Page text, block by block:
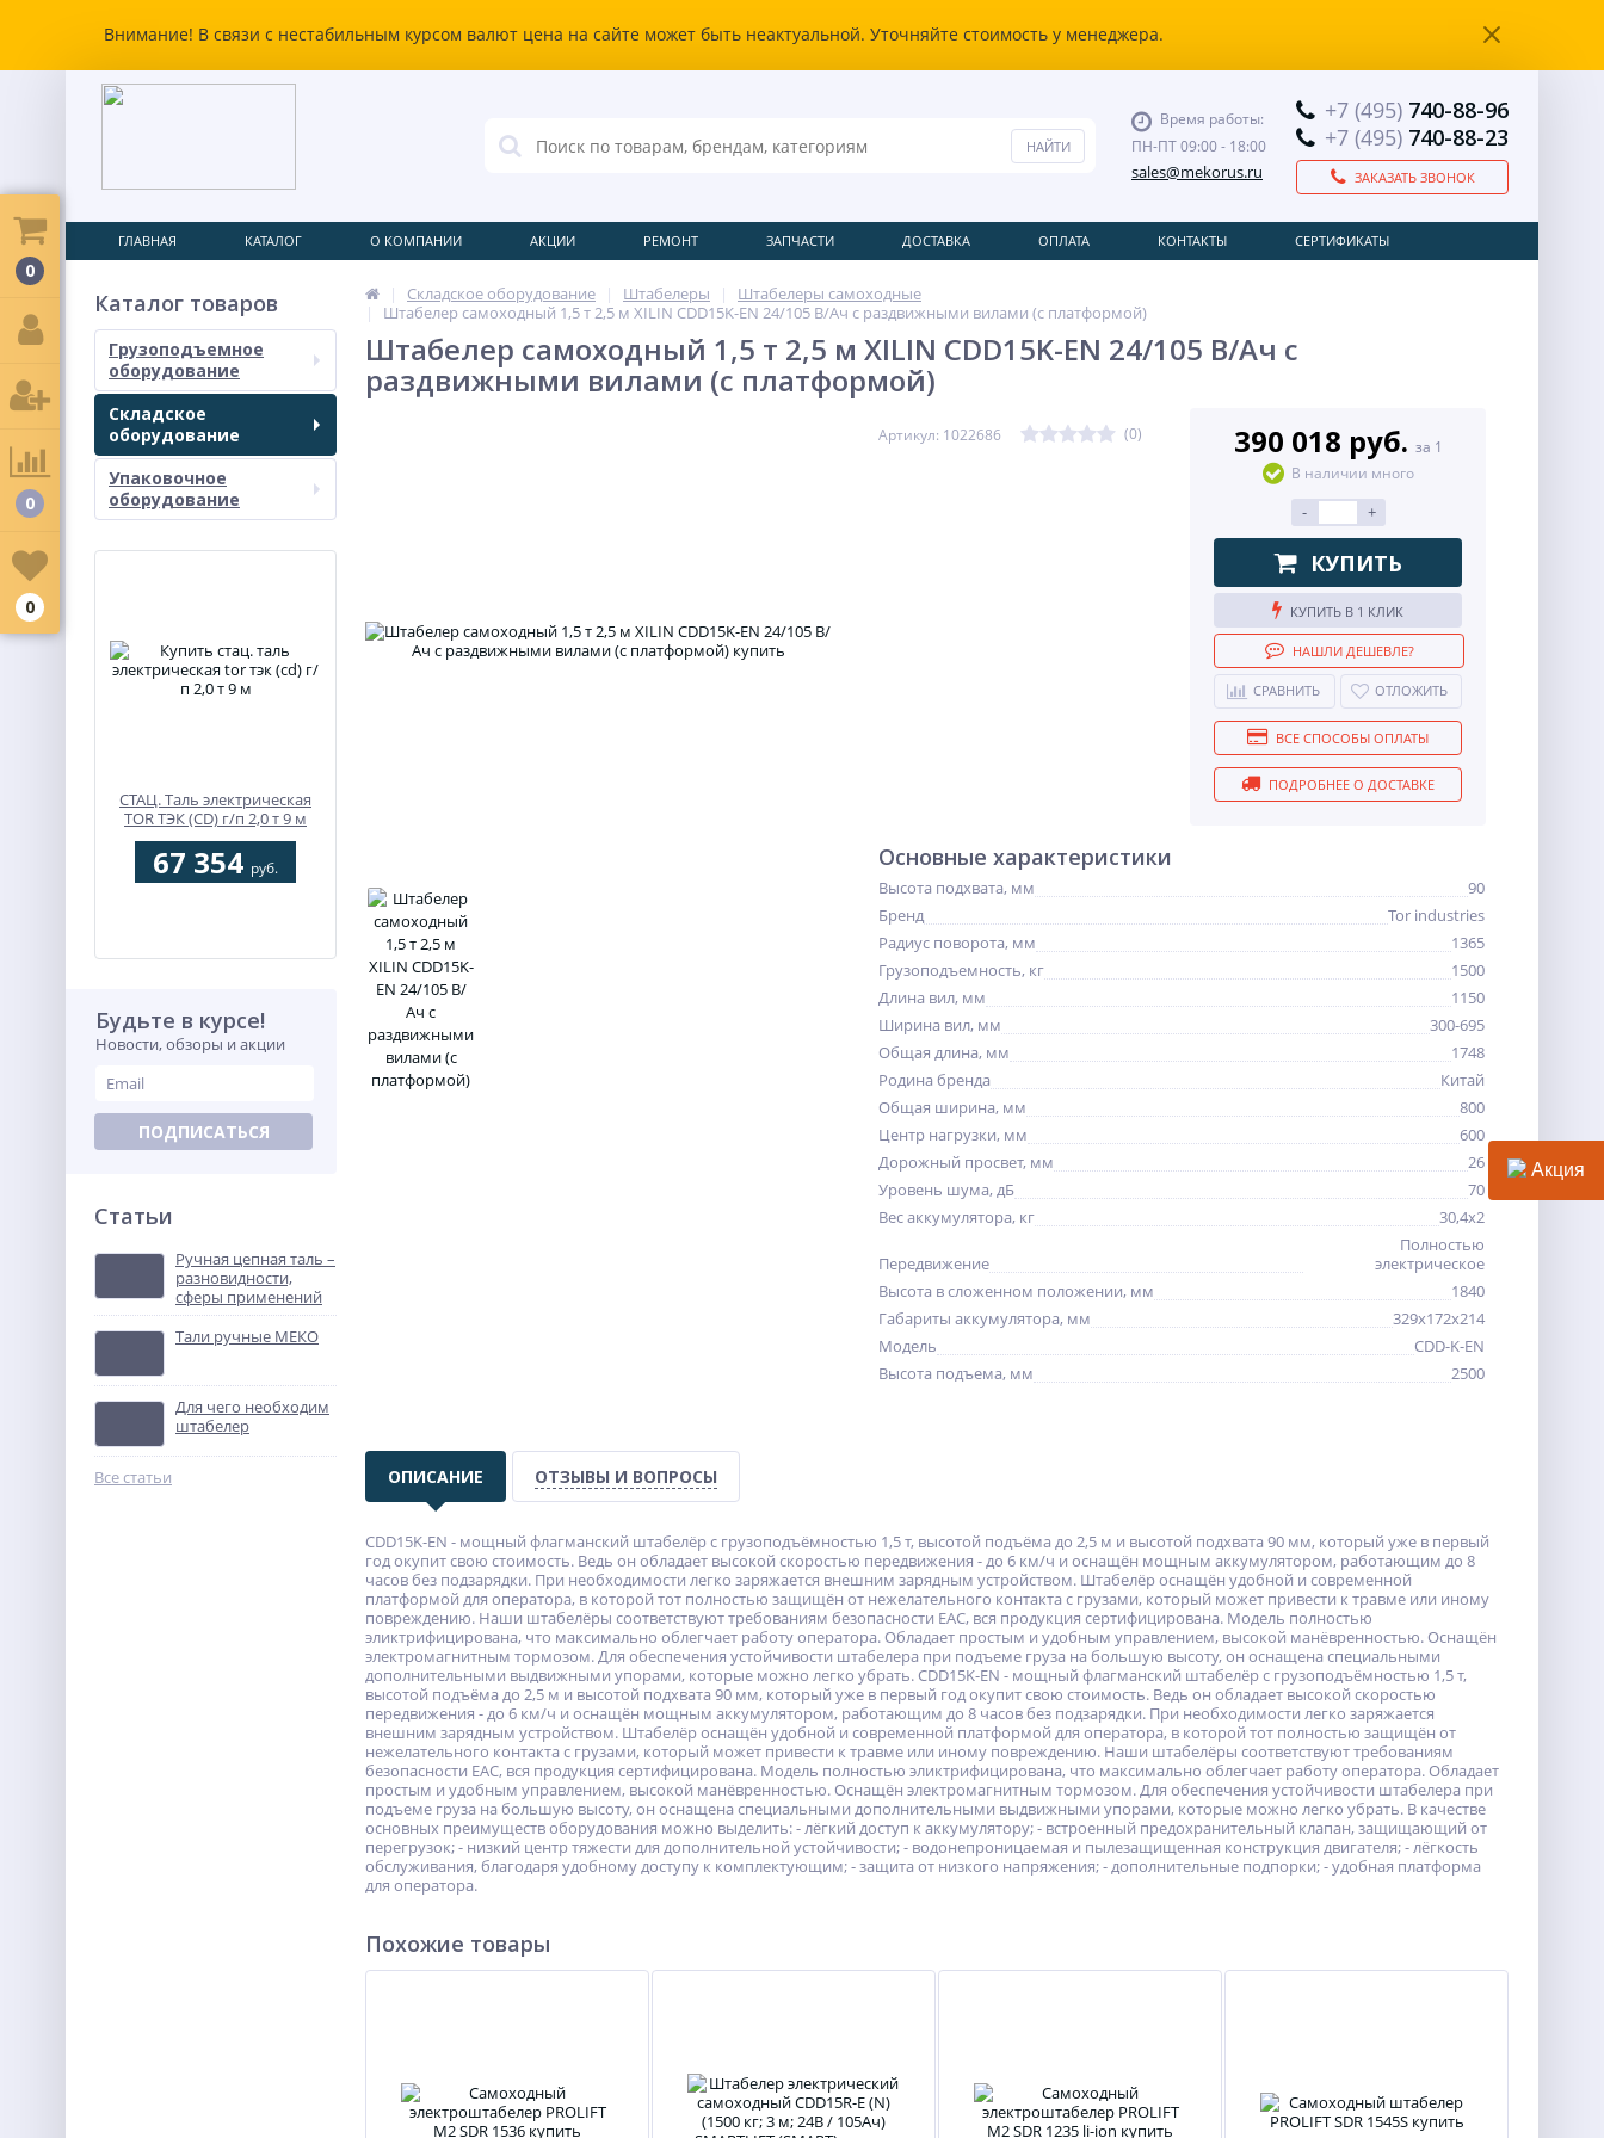
Внимание! В связи с нестабильным курсом валют цена на сайте может быть неактуальной. Уточняйте стоимость у менеджера.
Время работы:
ПН-ПТ 09:00 - 18:00
sales@mekorus.ru
+7 (495) 740-88-96
+7 (495) 740-88-23
ЗАКАЗАТЬ ЗВОНОК
ГЛАВНАЯ КАТАЛОГ О КОМПАНИИ АКЦИИ РЕМОНТ ЗАПЧАСТИ ДОСТАВКА ОПЛАТА КОНТАКТЫ СЕРТИФИКАТЫ
Каталог товаров
Грузоподъемное
оборудование
Складское
оборудование
Упаковочное
оборудование
СТАЦ. Таль электрическая
TOR ТЭК (CD) г/п 2,0 т 9 м
67 354 руб.
Будьте в курсе!
Новости, обзоры и акции
ПОДПИСАТЬСЯ
Статьи
Ручная цепная таль –
разновидности,
сферы применений
Тали ручные МЕКО
Для чего необходим
штабелер
Все статьи
Складское оборудование Штабелеры
Штабелеры самоходные
Штабелер самоходный 1,5 т 2,5 м XILIN CDD15K-EN 24/105 В/Ач с раздвижными вилами (с платформой)
Штабелер самоходный 1,5 т 2,5 м XILIN CDD15K-EN 24/105 В/Ач с
раздвижными вилами (с платформой)
Артикул: 1022686 (0) 390 018 руб. за 1
В наличии много
- +
КУПИТЬ
КУПИТЬ В 1 КЛИК
НАШЛИ ДЕШЕВЛЕ?
СРАВНИТЬ ОТЛОЖИТЬ
ВСЕ СПОСОБЫ ОПЛАТЫ
ПОДРОБНЕЕ О ДОСТАВКЕ
Основные характеристики
Высота подхвата, мм
90
Бренд
Tor industries
Радиус поворота, мм
1365
Грузоподъемность, кг
1500
Длина вил, мм
1150
Ширина вил, мм
300-695
Общая длина, мм
1748
Родина бренда
Китай
Общая ширина, мм
800
Центр нагрузки, мм
600
Дорожный просвет, мм
26
Уровень шума, дБ
70
Вес аккумулятора, кг
30,4х2
Передвижение
Полностью
электрическое
Высота в сложенном положении, мм
1840
Габариты аккумулятора, мм
329х172х214
Модель
CDD-K-EN
Высота подъема, мм
2500
ОПИСАНИЕ ОТЗЫВЫ И ВОПРОСЫ
CDD15K-EN - мощный флагманский штабелёр с грузоподъёмностью 1,5 т, высотой подъёма до 2,5 м и высотой подхвата 90 мм, который уже в первый
год окупит свою стоимость. Ведь он обладает высокой скоростью передвижения - до 6 км/ч и оснащён мощным аккумулятором, работающим до 8
часов без подзарядки. При необходимости легко заряжается внешним зарядным устройством. Штабелёр оснащён удобной и современной
платформой для оператора, в которой тот полностью защищён от нежелательного контакта с грузами, который может привести к травме или иному
повреждению. Наши штабелёры соответствуют требованиям безопасности ЕАС, вся продукция сертифицирована. Модель полностью
эликтрифицирована, что максимально облегчает работу оператора. Обладает простым и удобным управлением, высокой манёвренностью. Оснащён
электромагнитным тормозом. Для обеспечения устойчивости штабелера при подъеме груза на большую высоту, он оснащена специальными
дополнительными выдвижными упорами, которые можно легко убрать. CDD15K-EN - мощный флагманский штабелёр с грузоподъёмностью 1,5 т,
высотой подъёма до 2,5 м и высотой подхвата 90 мм, который уже в первый год окупит свою стоимость. Ведь он обладает высокой скоростью
передвижения - до 6 км/ч и оснащён мощным аккумулятором, работающим до 8 часов без подзарядки. При необходимости легко заряжается
внешним зарядным устройством. Штабелёр оснащён удобной и современной платформой для оператора, в которой тот полностью защищён от
нежелательного контакта с грузами, который может привести к травме или иному повреждению. Наши штабелёры соответствуют требованиям
безопасности ЕАС, вся продукция сертифицирована. Модель полностью эликтрифицирована, что максимально облегчает работу оператора. Обладает
простым и удобным управлением, высокой манёвренностью. Оснащён электромагнитным тормозом. Для обеспечения устойчивости штабелера при
подъеме груза на большую высоту, он оснащена специальными дополнительными выдвижными упорами, которые можно легко убрать. В качестве
основных преимуществ оборудования можно выделить: - лёгкий доступ к аккумулятору; - встроенный предохранительный клапан, защищающий от
перегрузок; - низкий центр тяжести для дополнительной устойчивости; - водонепроницаемая и пылезащищенная конструкция двигателя; - лёгкость
обслуживания, благодаря удобному доступу к комплектующим; - защита от низкого напряжения; - дополнительные подпорки; - удобная платформа
для оператора.
Похожие товары
0
0
0
Акция